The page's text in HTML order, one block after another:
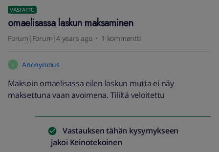
VASTATTU
omaelisassa laskun maksaminen
Forum|Forum|4 years ago 1 kommentti
A Anonymous
Maksoin omaelisassa eilen laskun mutta ei näy
maksettuna vaan avoimena. Tililtä veloitettu
Vastauksen tähän kysymykseen
jakoi Keinotekoinen